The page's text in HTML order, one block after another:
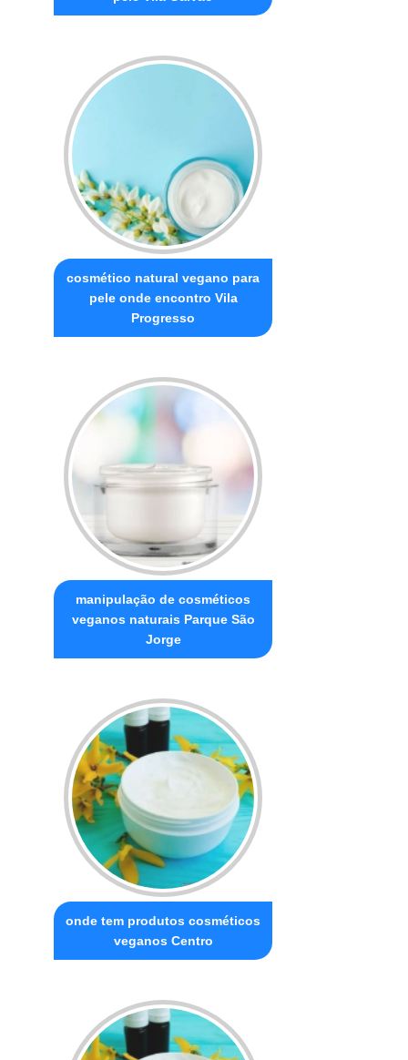
cosmético natural vegano para
pele onde encontro Vila
Progresso
manipulação de cosméticos
veganos naturais Parque São
Jorge
onde tem produtos cosméticos
veganos Centro